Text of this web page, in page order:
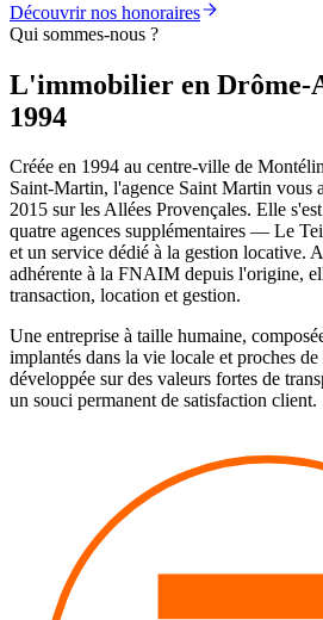
Découvrir nos honoraires
Qui sommes-nous ?
L'immobilier en Drôme-
1994
Créée en 1994 au centre-ville de
Saint-Martin, l'agence Saint Martin vous
2015 sur les Allées Provençales. Elle
quatre agences supplémentaires — Le
et un service dédié à la gestion locative.
adhérente à la FNAIM depuis l'origine,
transaction, location et gestion.
Une entreprise à taille humaine,
implantés dans la vie locale et proches
développée sur des valeurs fortes de
un souci permanent de satisfaction client.